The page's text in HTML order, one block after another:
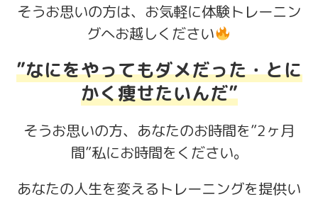
そうお思いの方は、お気軽に体験トレーニン
グへお越しください
”なにをやってもダメだった・とに
かく痩せたいんだ”
そうお思いの方、あなたのお時間を”2ヶ月
間”私にお時間をください。
あなたの人生を変えるトレーニングを提供い